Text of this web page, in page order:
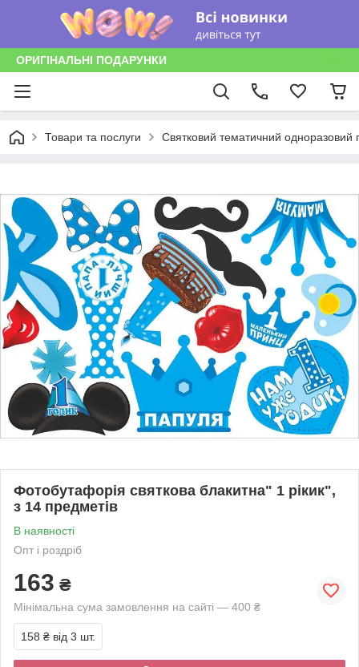
ОРИГІНАЛЬНІ ПОДАРУНКИ
Товари та послуги Святковий тематичний одноразовий
Фотобутафорія святкова блакитна" 1 рікик",
з 14 предметів
В наявності
Опт і роздріб
163 ₴
Мінімальна сума замовлення на сайті — 400 ₴
158 ₴ від 3 шт.